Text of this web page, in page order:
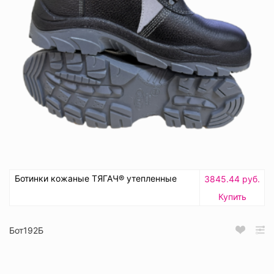
Ботинки кожаные ТЯГАЧ® утепленные
3845.44 руб.
Купить
Бот192Б